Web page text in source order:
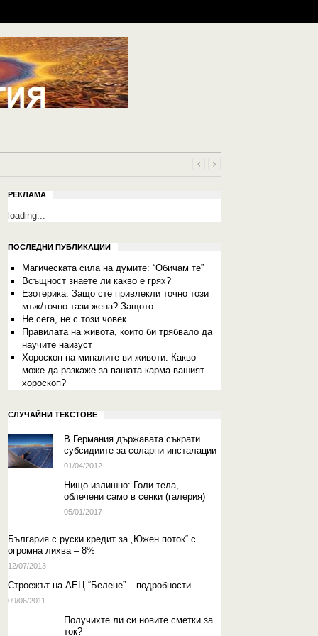
РЕКЛАМА
loading...
ПОСЛЕДНИ ПУБЛИКАЦИИ
Mагическата сила на думите: “Обичам те”
Всъщност знаете ли какво е грях?
Езотерика: Защо сте привлекли точно този
мъж/точно тази жена? Защото:
Не сега, не с този човек …
Правилата на живота, които би трябвало да
научите наизуст
Хороскоп на миналите ви животи. Какво
може да разкаже за вашата карма вашият
хороскоп?
СЛУЧАЙНИ ТЕКСТОВЕ
В Германия държавата съкрати
субсидиите за соларни инсталации
01/04/2012
Нищо излишно: Голи тела,
облечени само в сенки (галерия)
05/01/2017
България с руски кредит за „Южен поток“ с
огромна лихва – 8%
12/07/2013
Строежът на АЕЦ “Белене” – подробности
09/06/2011
Получихте ли си новите сметки за
ток?